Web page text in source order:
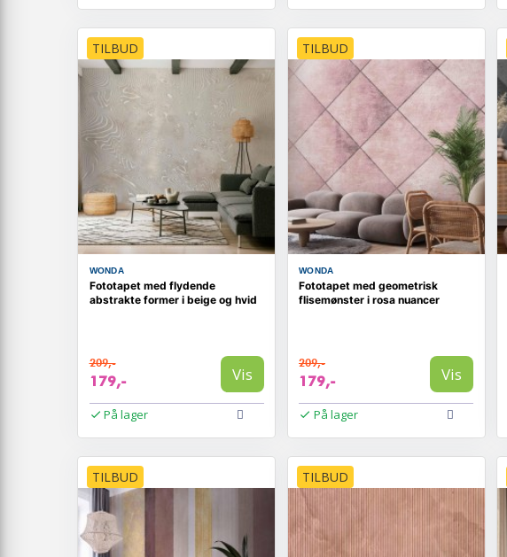
TILBUD
WONDA
Fototapet med flydende
abstrakte former i beige og hvid
209,-
179,- Vis
På lager
TILBUD
WONDA
Fototapet med geometrisk
flisemønster i rosa nuancer
209,-
179,- Vis
På lager
TILBUD TILBUD